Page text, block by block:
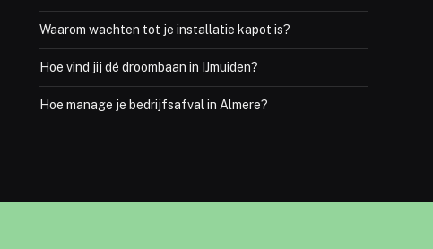
Waarom wachten tot je installatie kapot is?
Hoe vind jij dé droombaan in IJmuiden?
Hoe manage je bedrijfsafval in Almere?